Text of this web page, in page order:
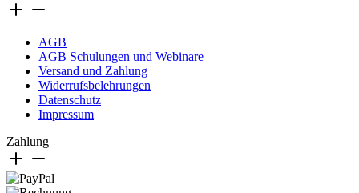
AGB
AGB Schulungen und Webinare
Versand und Zahlung
Widerrufsbelehrungen
Datenschutz
Impressum
Zahlung